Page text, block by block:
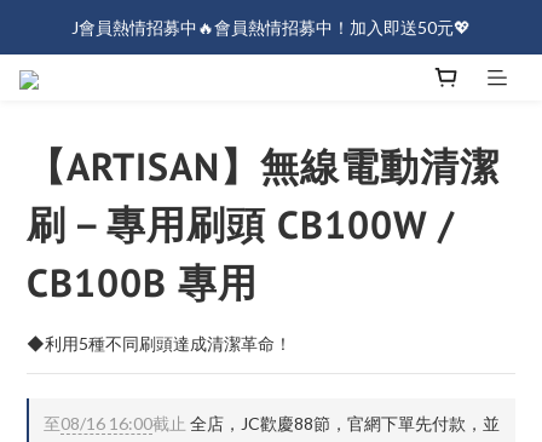
J會員熱情招募中🔥會員熱情招募中！加入即送50元💖
J會員熱情招募中🔥會員熱情招募中！加入即送50元💖
【ARTISAN】無線電動清潔
刷－專用刷頭 CB100W /
CB100B 專用
◆利用5種不同刷頭達成清潔革命！
至08/16 16:00截止 全店，JC歡慶88節，官網下單先付款，並